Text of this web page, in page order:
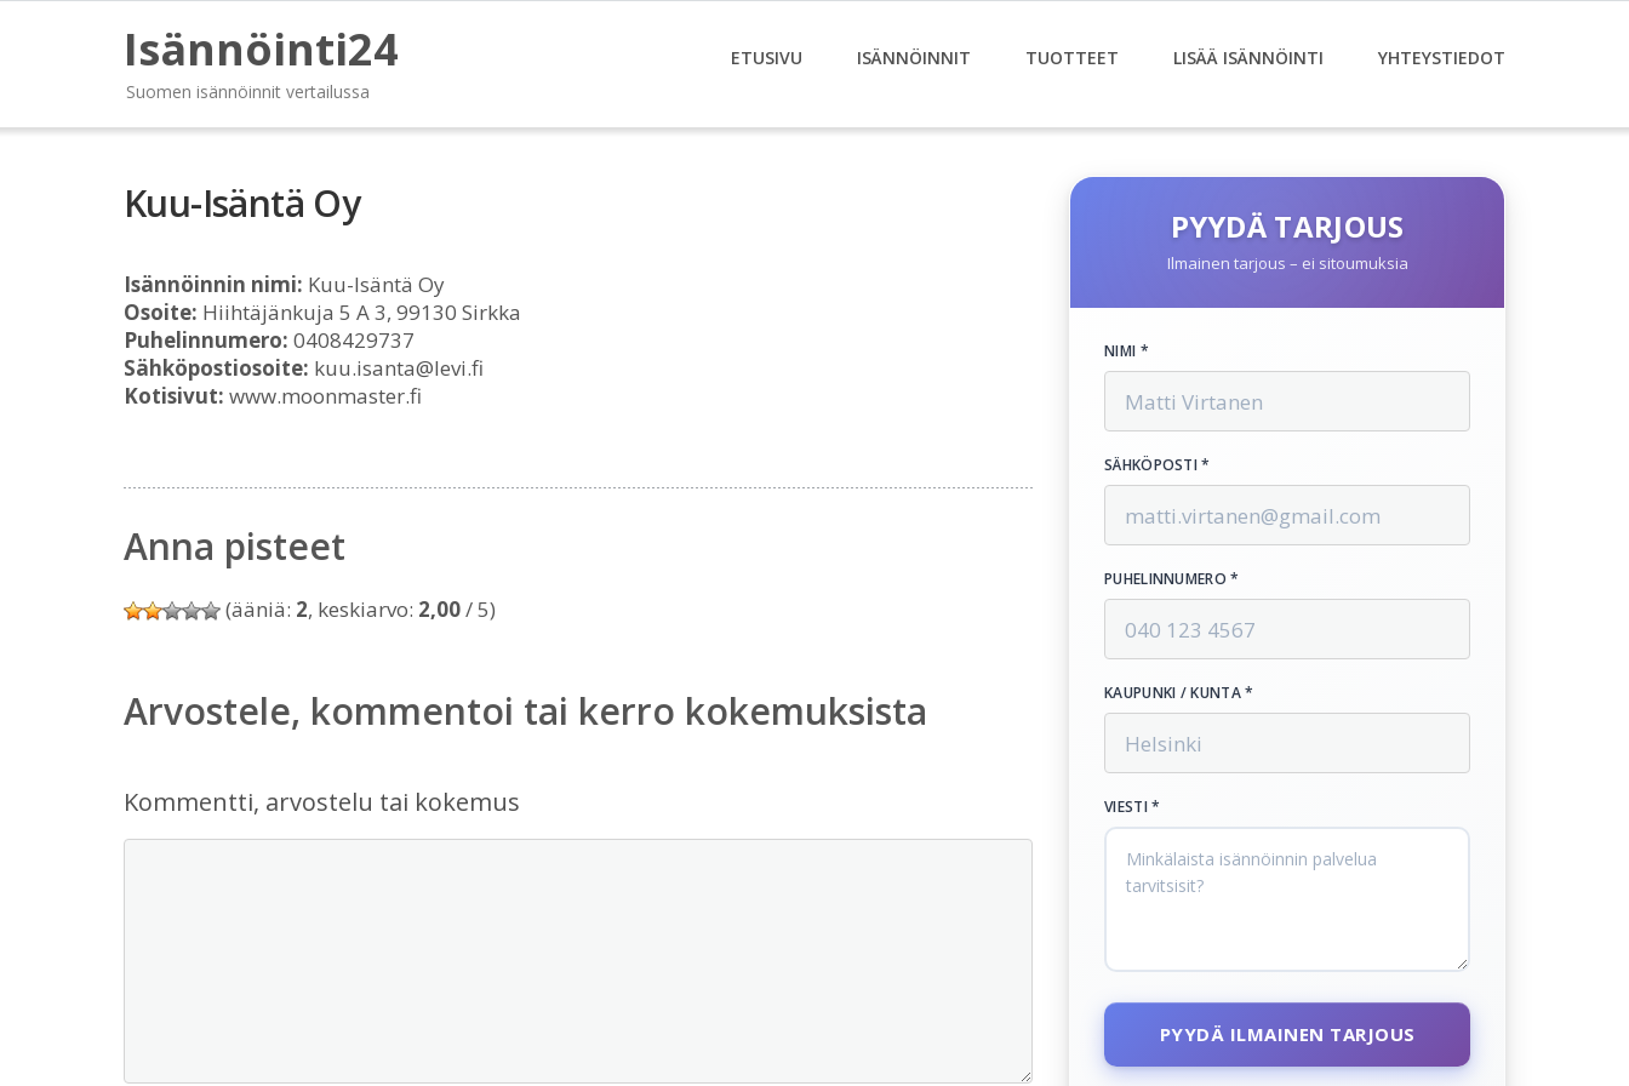
Isännöinti24
Suomen isännöinnit vertailussa
ETUSIVU ISÄNNÖINNIT TUOTTEET LISÄÄ ISÄNNÖINTI YHTEYSTIEDOT
Kuu-Isäntä Oy
Isännöinnin nimi: Kuu-Isäntä Oy
Osoite: Hiihtäjänkuja 5 A 3, 99130 Sirkka
Puhelinnumero: 0408429737
Sähköpostiosoite: kuu.isanta@levi.fi
Kotisivut: www.moonmaster.fi
Anna pisteet
(ääniä: 2, keskiarvo: 2,00/ 5)
Arvostele, kommentoi tai kerro kokemuksista
Kommentti, arvostelu tai kokemus
PYYDÄ TARJOUS
Ilmainen tarjous – ei sitoumuksia
NIMI *
SÄHKÖPOSTI *
PUHELINNUMERO *
KAUPUNKI / KUNTA *
VIESTI *
PYYDÄ ILMAINEN TARJOUS